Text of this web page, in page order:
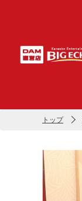
トップ